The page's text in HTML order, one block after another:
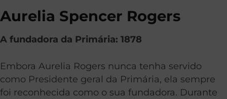
Aurelia Spencer Rogers
A fundadora da Primária: 1878
Embora Aurelia Rogers nunca tenha servido
como Presidente geral da Primária, ela sempre
foi reconhecida como o sua fundadora. Durante